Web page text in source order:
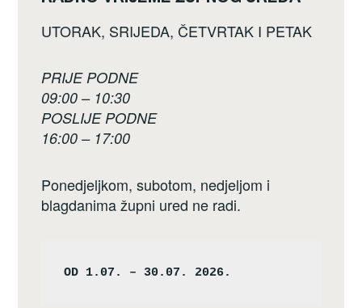
UTORAK, SRIJEDA, ČETVRTAK I PETAK
PRIJE PODNE
09:00 – 10:30
POSLIJE PODNE
16:00 – 17:00
Ponedjeljkom, subotom, nedjeljom i
blagdanima župni ured ne radi.
OD 1.07. – 30.07. 2026.